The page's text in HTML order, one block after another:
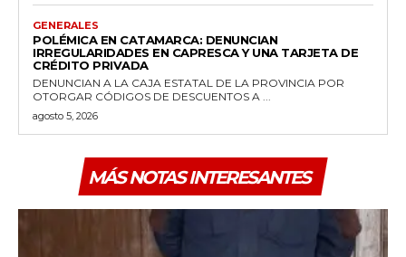
GENERALES
POLÉMICA EN CATAMARCA: DENUNCIAN
IRREGULARIDADES EN CAPRESCA Y UNA TARJETA DE
CRÉDITO PRIVADA
DENUNCIAN A LA CAJA ESTATAL DE LA PROVINCIA POR
OTORGAR CÓDIGOS DE DESCUENTOS A ...
agosto 5, 2026
MÁS NOTAS INTERESANTES